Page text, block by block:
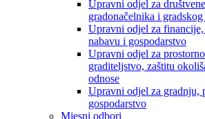
Upravni odjel za
gradonačelnika i
Upravni odjel za
nabavu i gospodarstvo
Upravni odjel za
graditeljstvo, zaštitu
odnose
Upravni odjel za gradnju,
gospodarstvo
Mjesni odbori